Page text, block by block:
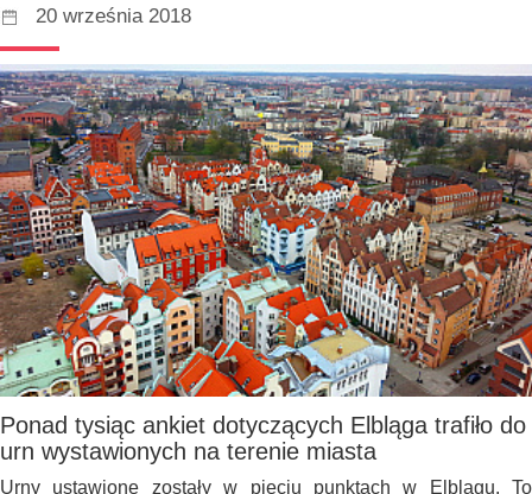
20 września 2018
Ponad tysiąc ankiet dotyczących Elbląga trafiło do
urn wystawionych na terenie miasta
Urny ustawione zostały w pięciu punktach w Elblągu. To